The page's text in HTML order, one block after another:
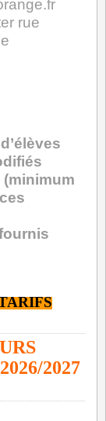
rue
(minimum
2027